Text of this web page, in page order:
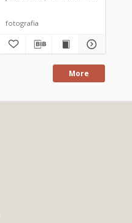
fotografia
More